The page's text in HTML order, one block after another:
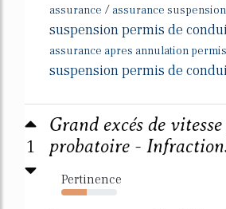
assurance / assurance
suspension permis de
assurance apres annulation
suspension permis de
1
Grand excés de
probatoire -
Pertinence
46%